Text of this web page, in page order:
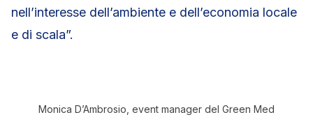
nell’interesse dell’ambiente e dell’economia locale
e di scala”.
Monica D’Ambrosio, event manager del Green Med